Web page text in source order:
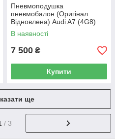
Пневмоподушка
пневмобалон (Оригінал
Відновлена) Audi A7 (4G8)
(передня)
В наявності
7 500 ₴
Купити
ще
/ 3